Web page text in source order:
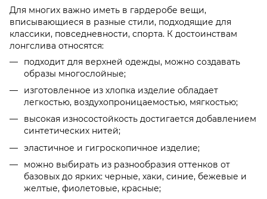
Для многих важно иметь в гардеробе вещи,
вписывающиеся в разные стили, подходящие для
классики, повседневности, спорта. К достоинствам
лонгслива относятся:
подходит для верхней одежды, можно создавать
образы многослойные;
изготовленное из хлопка изделие обладает
легкостью, воздухопроницаемостью, мягкостью;
высокая износостойкость достигается добавлением
синтетических нитей;
эластичное и гигроскопичное изделие;
можно выбирать из разнообразия оттенков от
базовых до ярких: черные, хаки, синие, бежевые и
желтые, фиолетовые, красные;